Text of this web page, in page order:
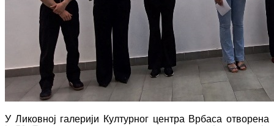
У Ликовној галерији Културног центра Врбаса отворена